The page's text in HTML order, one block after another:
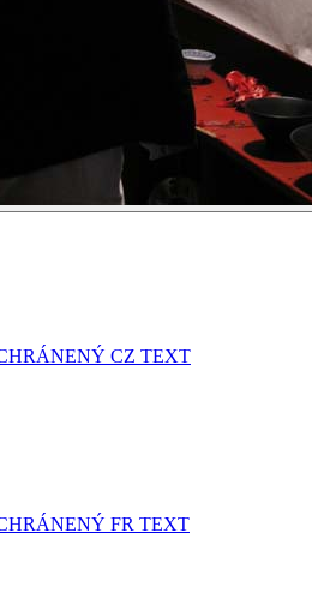
CZ TEXT
FR TEXT